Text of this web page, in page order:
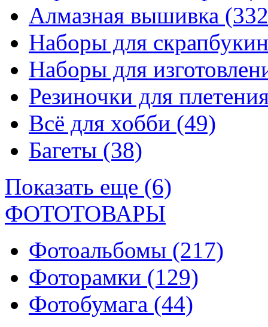
Алмазная вышивка
Наборы для
Наборы для
Резиночки для
Всё для хобби (49)
Багеты (38)
Показать еще (6)
ФОТОТОВАРЫ
Фотоальбомы (217)
Фоторамки (129)
Фотобумага (44)